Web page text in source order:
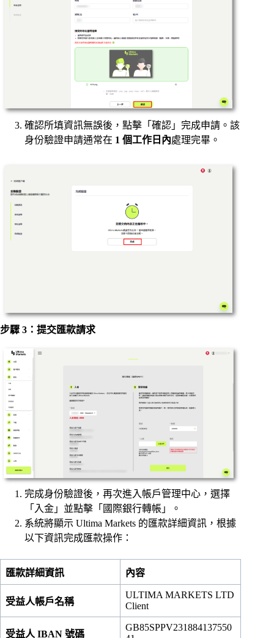
確認所填資訊無誤後，點擊「確認」完成申請。該
身份驗證申請通常在 1 個工作日內處理完畢。
步驟 3：提交匯款請求
完成身份驗證後，再次進入帳戶管理中心，選擇
「入金」並點擊「國際銀行轉帳」。
系統將顯示 Ultima Markets 的匯款詳細資訊，根據
以下資訊完成匯款操作：
匯款詳細資訊 內容
受益人帳戶名稱
ULTIMA MARKETS LTD
Client
受益人 IBAN 號碼
GB85SPPV231884137550